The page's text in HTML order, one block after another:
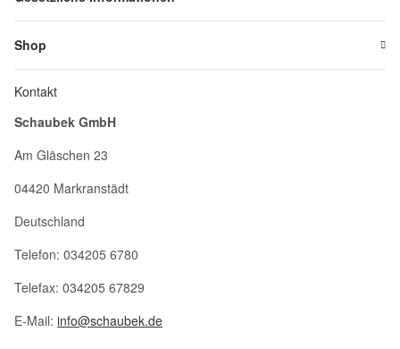
Shop
Kontakt
Schaubek GmbH
Am Gläschen 23
04420 Markranstädt
Deutschland
Telefon: 034205 6780
Telefax: 034205 67829
E-Mail: info@schaubek.de